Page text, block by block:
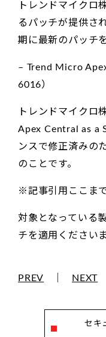
トレンドマイクロ
るパッチが提供さ
期に最新のパッチ
– Trend Micro
6016）
トレンドマイクロ
Apex Central as a
ンスで修正済みの
のことです。
※記事引用ここま
対象となっている
チを適用ください
PREV NEXT
セキ